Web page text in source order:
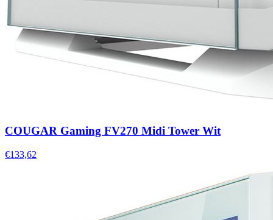
COUGAR Gaming FV270 Midi Tower Wit
€133,62